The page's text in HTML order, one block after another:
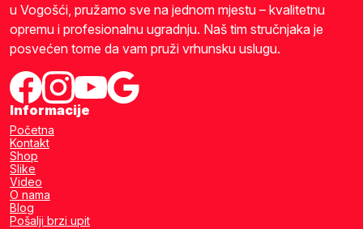
u Vogošći, pružamo sve na jednom mjestu – kvalitetnu
opremu i profesionalnu ugradnju. Naš tim stručnjaka je
posvećen tome da vam pruži vrhunsku uslugu.
Informacije
Početna
Kontakt
Shop
Slike
Video
O nama
Blog
Pošalji brzi upit